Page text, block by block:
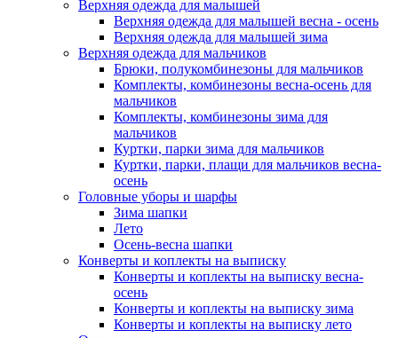
Верхняя одежда для малышей
Верхняя одежда для малышей весна - осень
Верхняя одежда для малышей зима
Верхняя одежда для мальчиков
Брюки, полукомбинезоны для мальчиков
Комплекты, комбинезоны весна-осень для
мальчиков
Комплекты, комбинезоны зима для
мальчиков
Куртки, парки зима для мальчиков
Куртки, парки, плащи для мальчиков весна-
осень
Головные уборы и шарфы
Зима шапки
Лето
Осень-весна шапки
Конверты и коплекты на выписку
Конверты и коплекты на выписку весна-
осень
Конверты и коплекты на выписку зима
Конверты и коплекты на выписку лето